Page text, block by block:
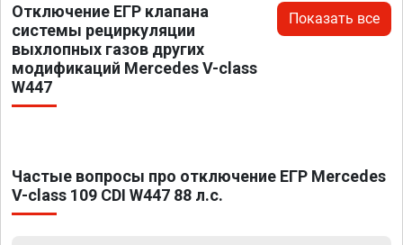
Отключение ЕГР клапана
системы рециркуляции
выхлопных газов других
модификаций Mercedes V-class
W447
Показать все
Частые вопросы про отключение ЕГР Mercedes
V-class 109 CDI W447 88 л.с.